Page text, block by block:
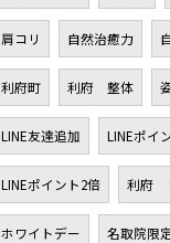
肩コリ 自然治癒力
利府町 利府 整体
LINE友達追加 LINEポイ
LINEポイント2倍 利府
ホワイトデー 名取院限